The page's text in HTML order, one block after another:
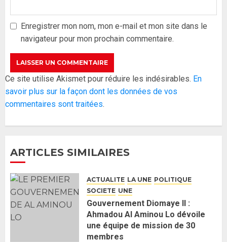
Enregistrer mon nom, mon e-mail et mon site dans le
navigateur pour mon prochain commentaire.
Ce site utilise Akismet pour réduire les indésirables. En
savoir plus sur la façon dont les données de vos
commentaires sont traitées.
ARTICLES SIMILAIRES
ACTUALITE LA UNE POLITIQUE
SOCIETE UNE
Gouvernement Diomaye II :
Ahmadou Al Aminou Lo dévoile
une équipe de mission de 30
membres
garde ses responsables
26 MAI 2026 0
4
Réintégration de Sonko à
l’Assemblée nationale : Adji
Mergane Kanouté défend la
5
J’espère me tromper »
26 MAI 2026
Gouvernement Diomaye II :